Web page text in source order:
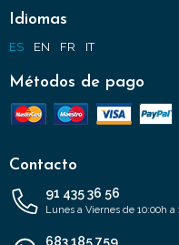
Idiomas
ES EN FR IT
Métodos de pago
Contacto
91 435 36 56
Lunes a Viernes de 10:00h a
683 185 759